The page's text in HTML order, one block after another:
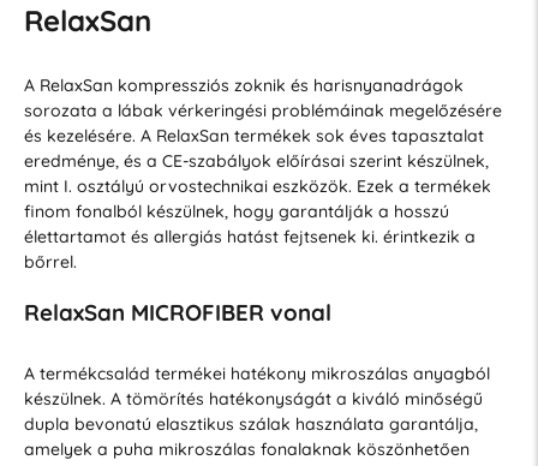
RelaxSan
A RelaxSan kompressziós zoknik és harisnyanadrágok
sorozata a lábak vérkeringési problémáinak megelőzésére
és kezelésére. A RelaxSan termékek sok éves tapasztalat
eredménye, és a CE-szabályok előírásai szerint készülnek,
mint I. osztályú orvostechnikai eszközök. Ezek a termékek
finom fonalból készülnek, hogy garantálják a hosszú
élettartamot és allergiás hatást fejtsenek ki. érintkezik a
bőrrel.
RelaxSan MICROFIBER vonal
A termékcsalád termékei hatékony mikroszálas anyagból
készülnek. A tömörítés hatékonyságát a kiváló minőségű
dupla bevonatú elasztikus szálak használata garantálja,
amelyek a puha mikroszálas fonalaknak köszönhetően